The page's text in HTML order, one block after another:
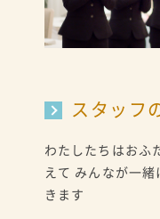
スタッフ
わたしたちはおふ
えて みんなが一
きます